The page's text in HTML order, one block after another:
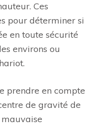
Ces
pour déterminer si
en toute sécurité
environs ou
prendre en compte
de gravité de